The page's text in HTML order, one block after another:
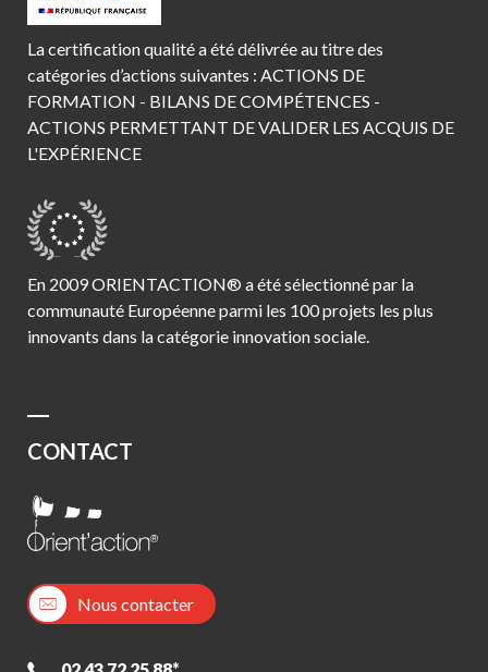
La certification qualité a été délivrée au titre des
catégories d’actions suivantes : ACTIONS DE
FORMATION - BILANS DE COMPÉTENCES -
ACTIONS PERMETTANT DE VALIDER LES ACQUIS DE
L'EXPÉRIENCE
En 2009 ORIENTACTION® a été sélectionné par la
communauté Européenne parmi les 100 projets les plus
innovants dans la catégorie innovation sociale.
CONTACT
Nous contacter